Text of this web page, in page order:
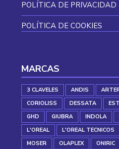
POLÍTICA DE PRIVACIDAD
POLÍTICA DE COOKIES
MARCAS
3 CLAVELES ANDIS
CORIOLISS
DESSATA
GHD
GIUBRA INDOLA
L'OREAL
L'OREAL TECNICOS
MOSER
OLAPLEX ONIRIC